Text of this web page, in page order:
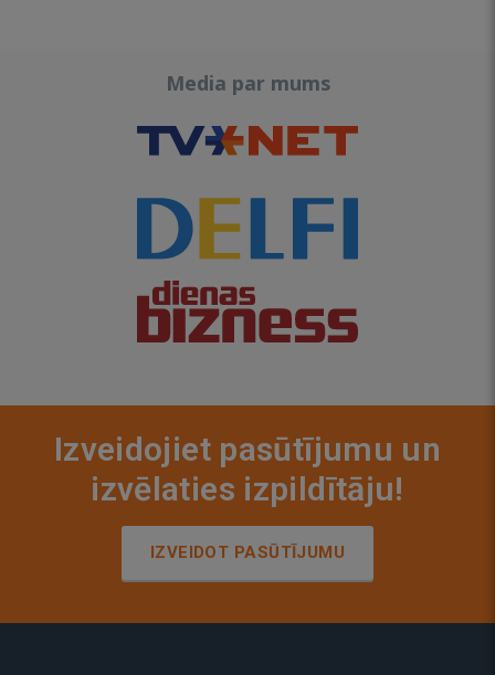
Media par mums
Izveidojiet pasūtījumu un
izvēlaties izpildītāju!
IZVEIDOT PASŪTĪJUMU